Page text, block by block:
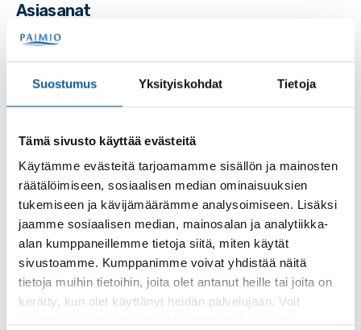
Suostumus Yksityiskohdat Tietoja
Tämä sivusto käyttää evästeitä
Käytämme evästeitä tarjoamamme sisällön ja mainosten
räätälöimiseen, sosiaalisen median ominaisuuksien
tukemiseen ja kävijämäärämme analysoimiseen. Lisäksi
jaamme sosiaalisen median, mainosalan ja analytiikka-
alan kumppaneillemme tietoja siitä, miten käytät
sivustoamme. Kumppanimme voivat yhdistää näitä
tietoja muihin tietoihin, joita olet antanut heille tai joita on
kerätty, kun olet käyttänyt heidän palvelujaan. Voit
Asiasanat
aulakahvio
Palaute